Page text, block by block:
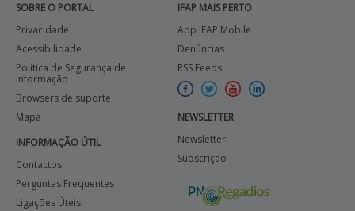
SOBRE O PORTAL
Privacidade
Acessibilidade
Política de Segurança de
Informação
Browsers de suporte
Mapa
INFORMAÇÃO ÚTIL
Contactos
Perguntas Frequentes
Ligações Úteis
IFAP MAIS PERTO
App IFAP Mobile
Denúncias
RSS Feeds
NEWSLETTER
Newsletter
Subscrição